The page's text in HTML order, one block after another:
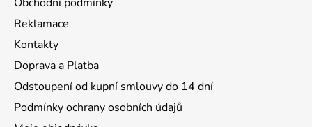
Reklamace
Kontakty
Doprava a Platba
Odstoupení od kupní smlouvy do 14 dní
Podmínky ochrany osobních údajů